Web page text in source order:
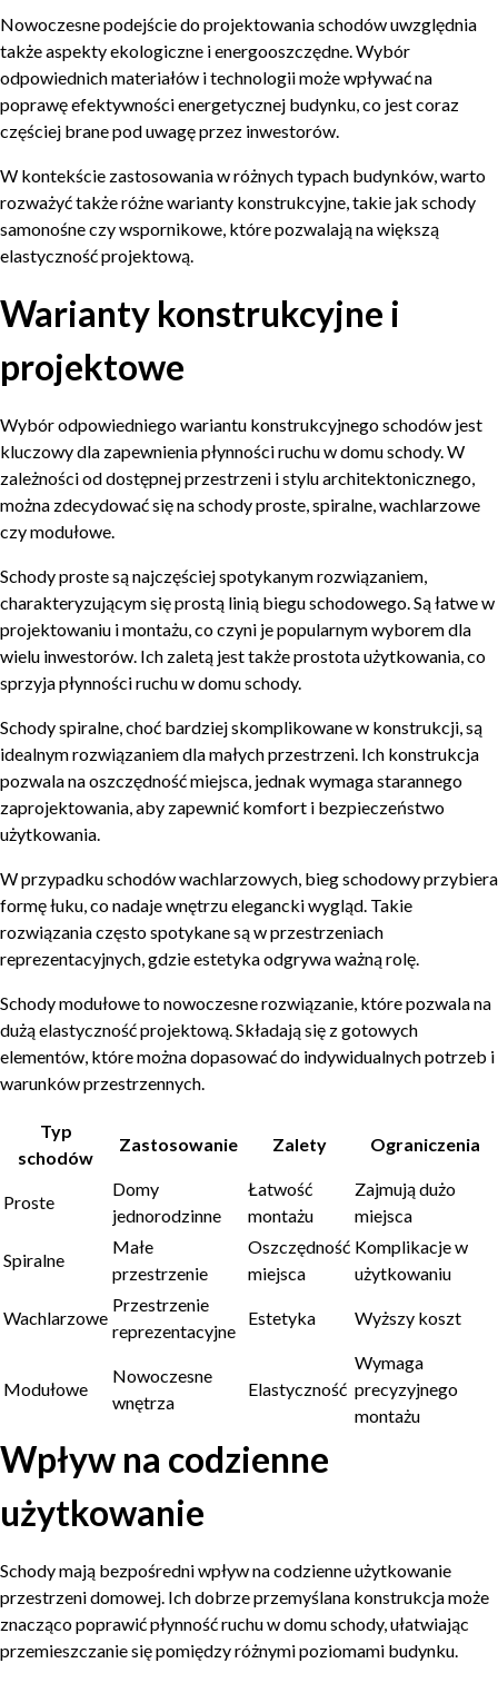
Nowoczesne podejście do projektowania schodów uwzględnia
także aspekty ekologiczne i energooszczędne. Wybór
odpowiednich materiałów i technologii może wpływać na
poprawę efektywności energetycznej budynku, co jest coraz
częściej brane pod uwagę przez inwestorów.
W kontekście zastosowania w różnych typach budynków, warto
rozważyć także różne warianty konstrukcyjne, takie jak schody
samonośne czy wspornikowe, które pozwalają na większą
elastyczność projektową.
Warianty konstrukcyjne i
projektowe
Wybór odpowiedniego wariantu konstrukcyjnego schodów jest
kluczowy dla zapewnienia płynności ruchu w domu schody. W
zależności od dostępnej przestrzeni i stylu architektonicznego,
można zdecydować się na schody proste, spiralne, wachlarzowe
czy modułowe.
Schody proste są najczęściej spotykanym rozwiązaniem,
charakteryzującym się prostą linią biegu schodowego. Są łatwe w
projektowaniu i montażu, co czyni je popularnym wyborem dla
wielu inwestorów. Ich zaletą jest także prostota użytkowania, co
sprzyja płynności ruchu w domu schody.
Schody spiralne, choć bardziej skomplikowane w konstrukcji, są
idealnym rozwiązaniem dla małych przestrzeni. Ich konstrukcja
pozwala na oszczędność miejsca, jednak wymaga starannego
zaprojektowania, aby zapewnić komfort i bezpieczeństwo
użytkowania.
W przypadku schodów wachlarzowych, bieg schodowy przybiera
formę łuku, co nadaje wnętrzu elegancki wygląd. Takie
rozwiązania często spotykane są w przestrzeniach
reprezentacyjnych, gdzie estetyka odgrywa ważną rolę.
Schody modułowe to nowoczesne rozwiązanie, które pozwala na
dużą elastyczność projektową. Składają się z gotowych
elementów, które można dopasować do indywidualnych potrzeb i
warunków przestrzennych.
Typ
schodów
Zastosowanie Zalety Ograniczenia
Proste
Domy
jednorodzinne
Łatwość
montażu
Zajmują dużo
miejsca
Spiralne
Małe
przestrzenie
Oszczędność
miejsca
Komplikacje w
użytkowaniu
Wachlarzowe
Przestrzenie
reprezentacyjne
Estetyka Wyższy koszt
Modułowe
Nowoczesne
wnętrza
Elastyczność
Wymaga
precyzyjnego
montażu
Wpływ na codzienne
użytkowanie
Schody mają bezpośredni wpływ na codzienne użytkowanie
przestrzeni domowej. Ich dobrze przemyślana konstrukcja może
znacząco poprawić płynność ruchu w domu schody, ułatwiając
przemieszczanie się pomiędzy różnymi poziomami budynku.